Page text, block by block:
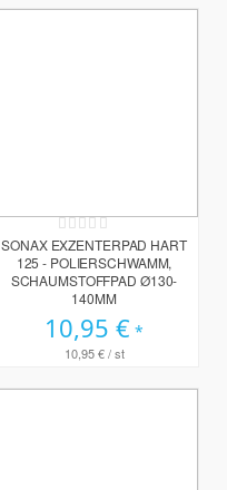
Rating:
0%
SONAX EXZENTERPAD HART
125 - POLIERSCHWAMM,
SCHAUMSTOFFPAD Ø130-
140MM
10,95 €
10,95 €/ st